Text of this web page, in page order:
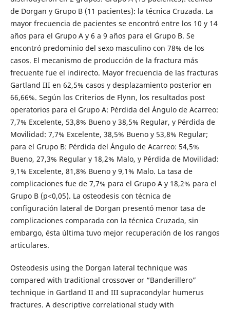
de Dorgan y Grupo B (11 pacientes): la técnica Cruzada. La
mayor frecuencia de pacientes se encontró entre los 10 y 14
años para el Grupo A y 6 a 9 años para el Grupo B. Se
encontró predominio del sexo masculino con 78% de los
casos. El mecanismo de producción de la fractura más
frecuente fue el indirecto. Mayor frecuencia de las fracturas
Gartland III en 62,5% casos y desplazamiento posterior en
66,66%. Según los Criterios de Flynn, los resultados post
operatorios para el Grupo A: Pérdida del Ángulo de Acarreo:
7,7% Excelente, 53,8% Bueno y 38,5% Regular, y Pérdida de
Movilidad: 7,7% Excelente, 38,5% Bueno y 53,8% Regular;
para el Grupo B: Pérdida del Ángulo de Acarreo: 54,5%
Bueno, 27,3% Regular y 18,2% Malo, y Pérdida de Movilidad:
9,1% Excelente, 81,8% Bueno y 9,1% Malo. La tasa de
complicaciones fue de 7,7% para el Grupo A y 18,2% para el
Grupo B (p<0,05). La osteodesis con técnica de
configuración lateral de Dorgan presentó menor tasa de
complicaciones comparada con la técnica Cruzada, sin
embargo, ésta última tuvo mejor recuperación de los rangos
articulares.
Osteodesis using the Dorgan lateral technique was
compared with traditional crossover or “Banderillero”
technique in Gartland II and III supracondylar humerus
fractures. A descriptive correlational study with